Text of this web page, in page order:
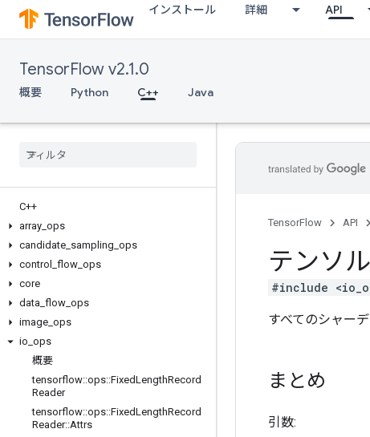
インストール 詳細 API
TensorFlow v2.1.0
概要 Python C++ Java
C++
array ops
candidate sampling ops
control
flow ops
core
data flow ops
image ops
io ops
概要
tensorflow::ops::FixedLengthRecord
Reader
tensorflow::ops::FixedLengthRecord
Reader::Attrs
TensorFlow API
テンソ
#include
すべてのシャー
まとめ
引数: